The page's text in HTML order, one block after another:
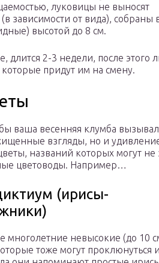
луковицы не выносят
зависимости от вида), собраны
высотой до 8 см.
длится 2-3 недели, после этого
которые придут им на смену.
ваша весенняя клумба
взгляды, но и
названий которых могут не
цветоводы. Например…
(ирисы-
многолетние невысокие (до 10
тоже могут проклюнуться